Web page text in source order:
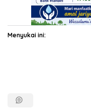
Menyukai ini: